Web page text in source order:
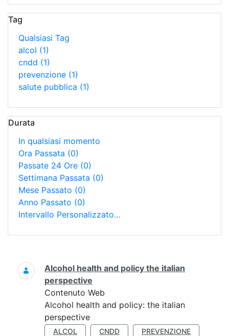
Tag
Qualsiasi Tag
alcol (1)
cndd (1)
prevenzione (1)
salute pubblica (1)
Durata
In qualsiasi momento
Ora Passata (0)
Passate 24 Ore (0)
Settimana Passata (0)
Mese Passato (0)
Anno Passato (0)
Intervallo Personalizzato…
Ricerca
Alcohol health and policy the italian
perspective
Contenuto Web
Alcohol health and policy: the italian
perspective
ALCOL CNDD
PREVENZIONE